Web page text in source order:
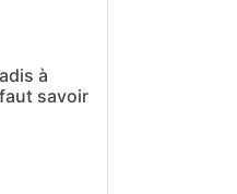
à
savoir